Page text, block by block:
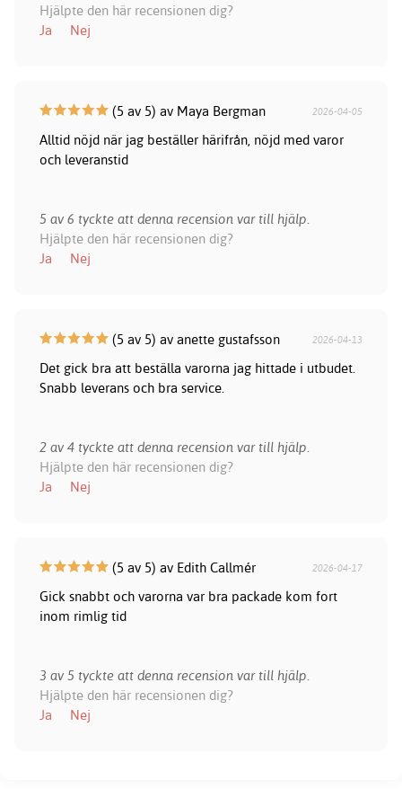
Hjälpte den här recensionen dig?
Ja
Nej
(5 av 5) av Maya Bergman 2026-04-05
Alltid nöjd när jag beställer härifrån, nöjd med varor
och leveranstid
5 av 6 tyckte att denna recension var till hjälp.
Hjälpte den här recensionen dig?
Ja
Nej
(5 av 5) av anette gustafsson 2026-04-13
Det gick bra att beställa varorna jag hittade i utbudet.
Snabb leverans och bra service.
2 av 4 tyckte att denna recension var till hjälp.
Hjälpte den här recensionen dig?
Ja
Nej
(5 av 5) av Edith Callmér 2026-04-17
Gick snabbt och varorna var bra packade kom fort
inom rimlig tid
3 av 5 tyckte att denna recension var till hjälp.
Hjälpte den här recensionen dig?
Ja
Nej